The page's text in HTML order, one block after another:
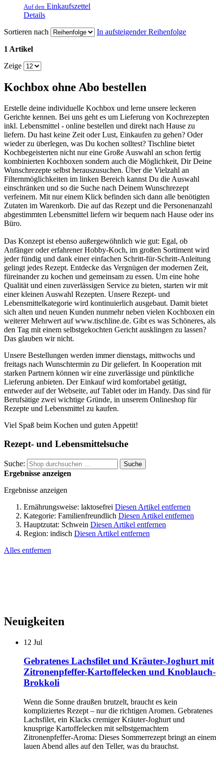
Auf den Einkaufszettel
Details
Sortieren nach
In aufsteigender Reihenfolge
1 Artikel
Zeige
Kochbox ohne Abo bestellen
Erstelle deine individuelle Kochbox und lerne unsere leckeren
Gerichte kennen. Bei uns geht es um Lieferung von Kochrezepten
inkl. Lebensmittel - online bestellen und direkt nach Hause zu
liefern. Du hast keine Zeit oder Lust, Einkaufen zu gehen? Oder
wieder zu überlegen, was Du kochen solltest? Tischline bietet
Kochbegeisterten nicht nur eine Große Auswahl an schon fertig
kombinierten Kochboxen sondern auch die Möglichkeit, Dir Deine
Wunschrezepte selbst herauszusuchen. Über die Vielzahl an
Filternmöglichkeiten im linken Bereich kannst Du die Auswahl
einschränken und so die Suche nach Deinem Wunschrezept
verfeinern. Mit nur einem Klick befinden sich dann alle benötigten
Zutaten im Warenkorb. Die auf das Rezept und die Personenanzahl
abgestimmten Lebensmittel liefern wir bequem nach Hause oder ins
Büro.
Das Konzept ist ebenso außergewöhnlich wie gut: Egal, ob
Anfänger oder erfahrener Hobby-Koch, im großen Sortiment wird
jeder fündig und dank einer einfachen Schritt-für-Schritt-Anleitung
gelingt jedes Rezept. Entdecke das Vergnügen der modernen Zeit,
füreinander zu kochen und gemeinsam zu essen. Um eine hohe
Qualität und einen zuverlässigen Service zu bieten, starten wir mit
einer kleinen Auswahl Rezepten. Unsere Rezept- und
Lebensmittelkategorie wird kontinuierlich ausgebaut. Damit bietet
sich alten und neuen Kunden nunmehr neben vielen Kochboxen ein
weiterer Mehrwert auf www.tischline.de. Gibt es was Schöneres, als
den Tag mit einem selbstgekochten Gericht ausklingen zu lassen?
Das glauben wir nicht.
Unsere Bestellungen werden immer dienstags, mittwochs und
freitags nach Wunschtermin zu Dir geliefert. In Kooperation mit
starken Partnern können wir eine zuverlässige und pünktliche
Lieferung anbieten. Der Einkauf wird komfortabel getätigt,
entweder auf der Webseite, auf Tablet oder im Handy. Das sind für
Berufsätige zwei wichtige Gründe, in unserem Onlineshop für
Rezepte und Lebensmittel zu kaufen.
Viel Spaß beim Kochen und guten Appetit!
Rezept- und Lebensmittelsuche
Suche: Suche
Ergebnisse anzeigen
Ergebnisse anzeigen
Ernährungsweise: laktosefrei Diesen Artikel entfernen
Kategorie: Familienfreundlich Diesen Artikel entfernen
Hauptzutat: Schwein Diesen Artikel entfernen
Region: indisch Diesen Artikel entfernen
Alles entfernen
Neuigkeiten
12 Jul
Gebratenes Lachsfilet und Kräuter-Joghurt mit
Zitronenpfeffer-Kartoffelecken und Knoblauch-
Brokkoli
Wenn die Sonne draußen brutzelt, braucht es kein
kompliziertes Rezept – nur die richtigen Aromen. Gebratenes
Lachsfilet, ein Klacks cremiger Kräuter-Joghurt und
knusprige Kartoffelecken mit selbstgemachtem
Zitronenpfeffer-Aroma: Dieses Sommerrezept bringt an einem
lauen Abend alles auf den Teller, was du brauchst.